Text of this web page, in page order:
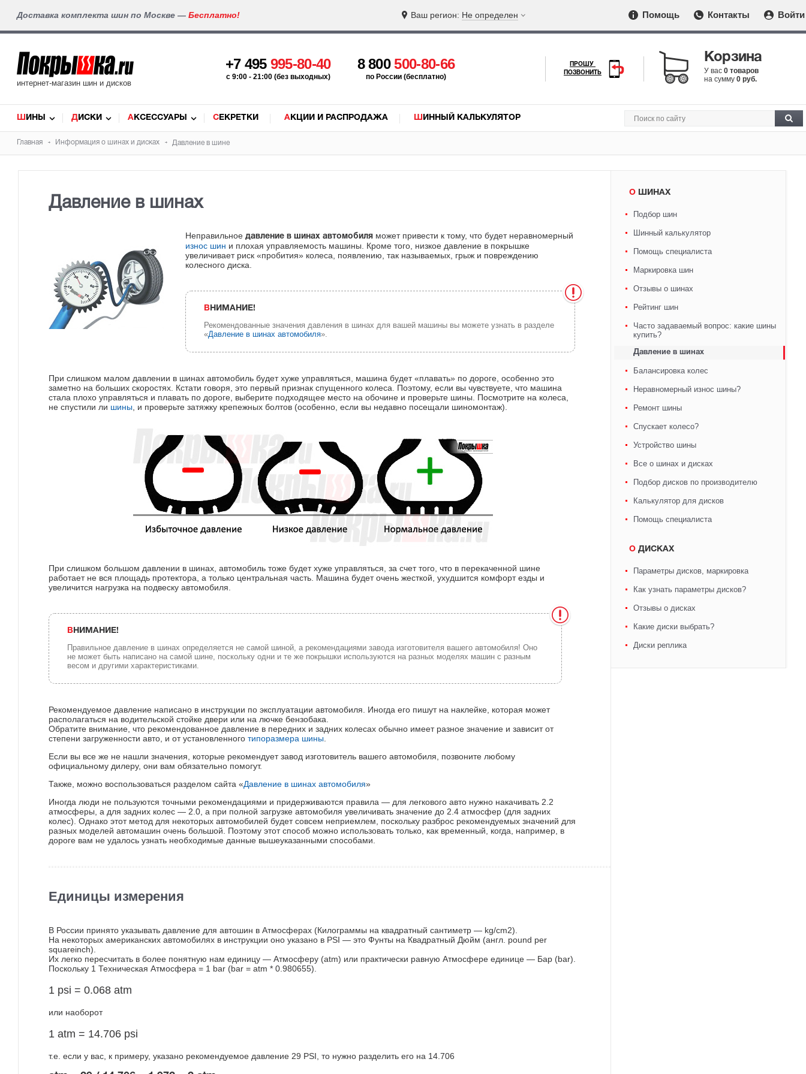
Доставка комплекта шин по Москве — Бесплатно! Ваш регион: Не определен Помощь Контакты Войти
интернет-магазин шин и дисков
+7 495 995-80-40
c 9:00 - 21:00 (без выходных)
8 800500-80-66
по России (бесплатно)
ПРОШУ
ПОЗВОНИТЬ
Корзина
У вас 0 товаров
на сумму 0 руб.
ШИНЫ ДИСКИ АКСЕССУАРЫ СЕКРЕТКИ АКЦИИ И РАСПРОДАЖА ШИННЫЙ КАЛЬКУЛЯТОР
Главная Информация о шинах и дисках Давление в шине
Давление в шинах
Неправильное давление в шинах автомобиля может привести к тому, что будет неравномерный
износ шин и плохая управляемость машины. Кроме того, низкое давление в покрышке
увеличивает риск «пробития» колеса, появлению, так называемых, грыж и повреждению
колесного диска.
ВНИМАНИЕ!
Рекомендованные значения давления в шинах для вашей машины вы можете узнать в разделе
«Давление в шинах автомобиля».
При слишком малом давлении в шинах автомобиль будет хуже управляться, машина будет «плавать» по дороге, особенно это
заметно на больших скоростях. Кстати говоря, это первый признак спущенного колеса. Поэтому, если вы чувствуете, что машина
стала плохо управляться и плавать по дороге, выберите подходящее место на обочине и проверьте шины. Посмотрите на колеса,
не спустили ли шины , и проверьте затяжку крепежных болтов (особенно, если вы недавно посещали шиномонтаж).
При слишком большом давлении в шинах, автомобиль тоже будет хуже управляться, за счет того, что в перекаченной шине
работает не вся площадь протектора, а только центральная часть. Машина будет очень жесткой, ухудшится комфорт езды и
увеличится нагрузка на подвеску автомобиля.
ВНИМАНИЕ!
Правильное давление в шинах определяется не самой шиной, а рекомендациями завода изготовителя вашего автомобиля! Оно
не может быть написано на самой шине, поскольку одни и те же покрышки используются на разных моделях машин с разным
весом и другими характеристиками.
Рекомендуемое давление написано в инструкции по эксплуатации автомобиля. Иногда его пишут на наклейке, которая может
располагаться на водительской стойке двери или на лючке бензобака.
Обратите внимание, что рекомендованное давление в передних и задних колесах обычно имеет разное значение и зависит от
степени загруженности авто, и от установленного типоразмера шины
Если вы все же не нашли значения, которые рекомендует завод изготовитель вашего автомобиля, позвоните любому
официальному дилеру, они вам обязательно помогут.
Также, можно воспользоваться разделом сайта «Давление в шинах автомобиля»
Иногда люди не пользуются точными рекомендациями и придерживаются правила — для легкового авто нужно накачивать 2.2
атмосферы, а для задних колес — 2.0, а при полной загрузке автомобиля увеличивать значение до 2.4 атмосфер (для задних
колес). Однако этот метод для некоторых автомобилей будет совсем неприемлем, поскольку разброс рекомендуемых значений для
разных моделей автомашин очень большой. Поэтому этот способ можно использовать только, как временный, когда, например, в
дороге вам не удалось узнать необходимые данные вышеуказанными способами.
Единицы измерения
В России принято указывать давление для автошин в Атмосферах (Килограммы на квадратный сантиметр — kg/cm2).
На некоторых американских автомобилях в инструкции оно указано в PSI — это Фунты на Квадратный Дюйм (англ. pound per
squareinch).
Их легко пересчитать в более понятную нам единицу — Атмосферу (atm) или практически равную Атмосфере единице — Бар (bar).
Поскольку 1 Техническая Атмосфера = 1 bar (bar = atm * 0.980655).
1 psi = 0.068 atm
или наоборот
1 atm = 14.706 psi
т.е. если у вас, к примеру, указано рекомендуемое давление 29 PSI, то нужно разделить его на 14.706
О ШИНАХ
Подбор шин
Шинный калькулятор
Помощь специалиста
Маркировка шин
Отзывы о шинах
Рейтинг шин
Часто задаваемый вопрос: какие шины
купить?
Давление в шинах
Балансировка колес
Неравномерный износ шины?
Ремонт шины
Спускает колесо?
Устройство шины
Все о шинах и дисках
Подбор дисков по производителю
Калькулятор для дисков
Помощь специалиста
О ДИСКАХ
Параметры дисков, маркировка
Как узнать параметры дисков?
Отзывы о дисках
Какие диски выбрать?
Диски реплика